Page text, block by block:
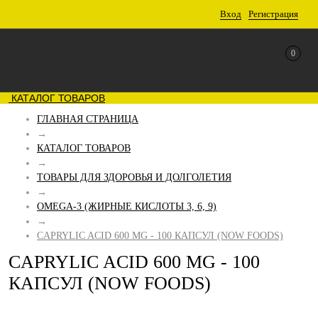
Вход Регистрация
0
КАТАЛОГ ТОВАРОВ
ГЛАВНАЯ СТРАНИЦА
→
КАТАЛОГ ТОВАРОВ
→
ТОВАРЫ ДЛЯ ЗДОРОВЬЯ И ДОЛГОЛЕТИЯ
→
OMEGA-3 (ЖИРНЫЕ КИСЛОТЫ 3, 6, 9)
→
CAPRYLIC ACID 600 MG - 100 КАПСУЛ (NOW FOODS)
CAPRYLIC ACID 600 MG - 100
КАПСУЛ (NOW FOODS)